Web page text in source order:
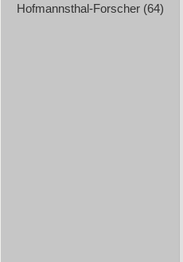
Hofmannsthal-Forscher (64)